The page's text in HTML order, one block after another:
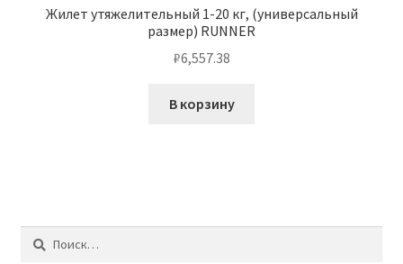
Жилет утяжелительный 1-20 кг, (универсальный
размер) RUNNER
₽6,557.38
В корзину
Найти: